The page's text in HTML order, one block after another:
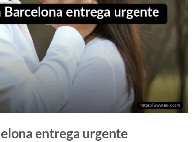
entrega urgente